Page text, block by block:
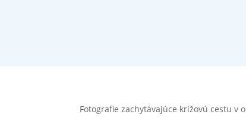
Fotografie zachytávajúce krížovú cestu v